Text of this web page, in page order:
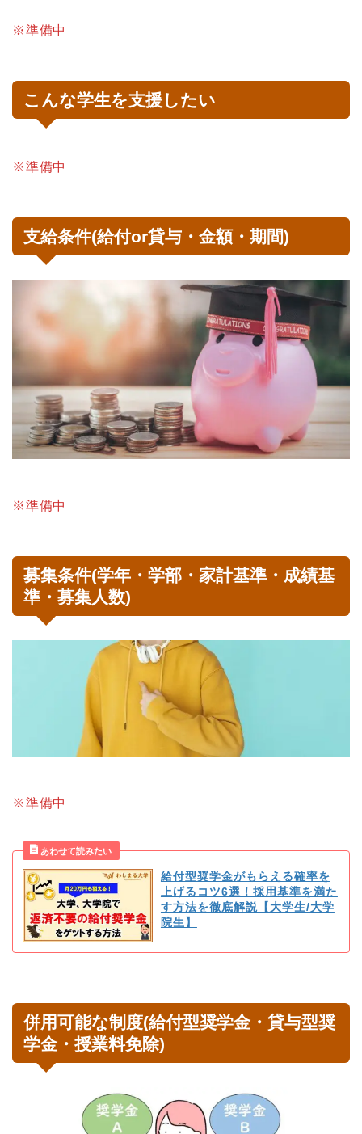
※準備中
こんな学生を支援したい
※準備中
支給条件(給付or貸与・金額・期間)
※準備中
募集条件(学年・学部・家計基準・成績基
準・募集人数)
※準備中
給付型奨学金がもらえる確率を
上げるコツ6選！採用基準を満た
す方法を徹底解説【大学生/大学
院生】
併用可能な制度(給付型奨学金・貸与型奨
学金・授業料免除)